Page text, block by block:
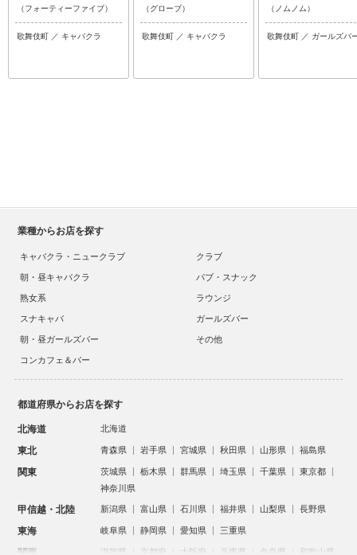
業種からお店を探す
キャバクラ・ニュークラブ
クラブ
朝・昼キャバクラ
パブ・スナック
熟女系
ラウンジ
スナキャバ
ガールズバー
朝・昼ガールズバー
その他
コンカフェ＆バー
都道府県からお店を探す
北海道 北海道
東北 青森県 岩手県 宮城県 秋田県 山形県 福島県
関東 茨城県 栃木県 群馬県 埼玉県 千葉県
東京都
神奈川県
甲信越・北陸 新潟県 富山県 石川県 福井県 山梨県 長野県
東海 岐阜県 静岡県 愛知県 三重県
関西 滋賀県 京都府 大阪府 兵庫県 奈良県 和歌山県